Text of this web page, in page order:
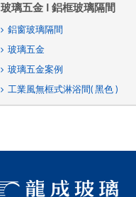
玻璃五金 I 鋁框玻璃隔間
鋁窗玻璃隔間
玻璃五金
玻璃五金案例
工業風無框式淋浴間( 黑色 )